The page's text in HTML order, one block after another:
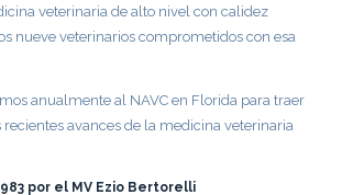
veterinaria de alto nivel con calidez
nueve veterinarios comprometidos con esa
anualmente al NAVC en Florida para traer
recientes avances de la medicina veterinaria
por el MV Ezio Bertorelli